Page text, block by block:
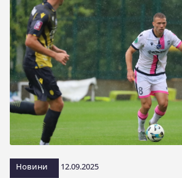
Новини 12.09.2025